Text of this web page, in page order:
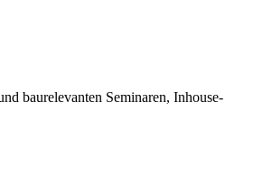
baurelevanten Seminaren, Inhouse-